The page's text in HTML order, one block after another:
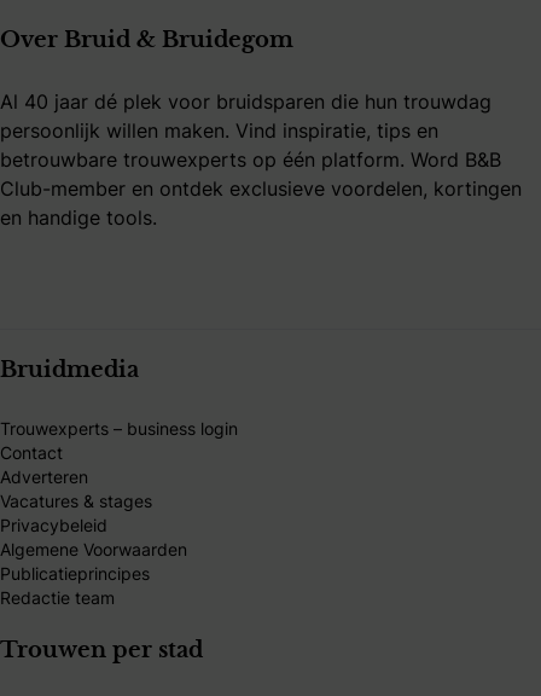
Over Bruid & Bruidegom
Al 40 jaar dé plek voor bruidsparen die hun trouwdag
persoonlijk willen maken. Vind inspiratie, tips en
betrouwbare trouwexperts op één platform. Word B&B
Club-member en ontdek exclusieve voordelen, kortingen
en handige tools.
Bruidmedia
Trouwexperts – business login
Contact
Adverteren
Vacatures & stages
Privacybeleid
Algemene Voorwaarden
Publicatieprincipes
Redactie team
Trouwen per stad